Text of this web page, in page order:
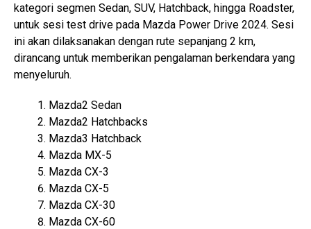
kategori segmen Sedan, SUV, Hatchback, hingga Roadster,
untuk sesi test drive pada Mazda Power Drive 2024. Sesi
ini akan dilaksanakan dengan rute sepanjang 2 km,
dirancang untuk memberikan pengalaman berkendara yang
menyeluruh.
Mazda2 Sedan
Mazda2 Hatchbacks
Mazda3 Hatchback
Mazda MX-5
Mazda CX-3
Mazda CX-5
Mazda CX-30
Mazda CX-60